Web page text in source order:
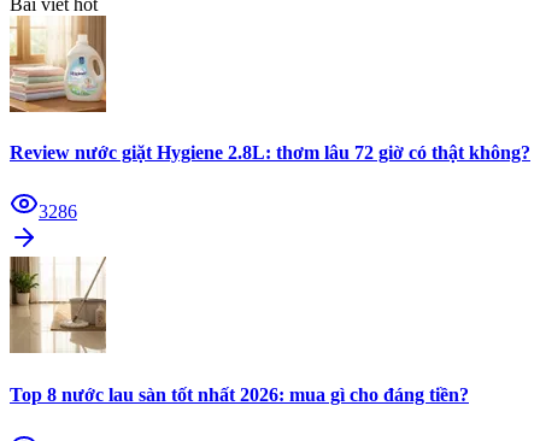
Review nước giặt Hygiene 2.8L: thơm lâu 72 giờ có thật không?
3286
Top 8 nước lau sàn tốt nhất 2026: mua gì cho đáng tiền?